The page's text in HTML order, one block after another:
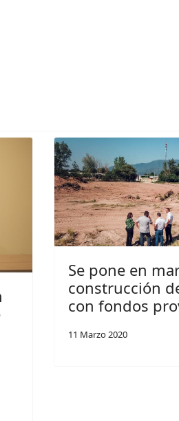
y turnos online, el Ministerio de
Se pone en
construcción
con fondos
11 Marzo 2020